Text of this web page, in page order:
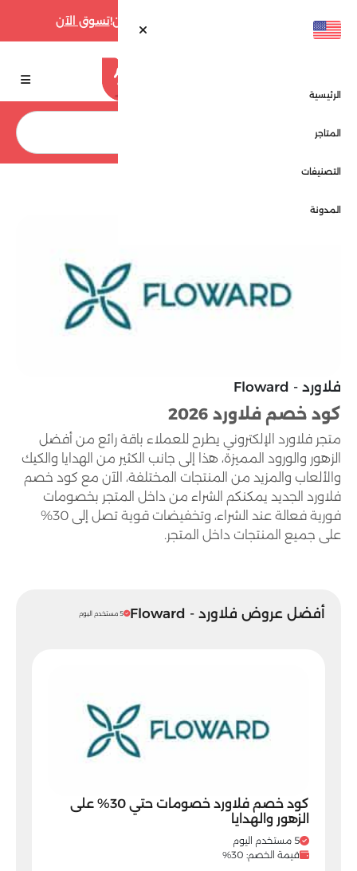
تسوق الآن
الرئيسية
المتاجر
التصنيفات
المدونة
فلاورد - Floward
كود خصم فلاورد 2026
متجر فلاورد الإلكتروني يطرح للعملاء باقة رائع من أفضل
الزهور والورود المميزة، هذا إلى جانب الكثير من الهدايا والكيك
والألعاب والمزيد من المنتجات المختلفة، الآن مع كود خصم
فلاورد الجديد يمكنكم الشراء من داخل المتجر بخصومات
فورية فعالة عند الشراء، وتخفيضات قوية تصل إلى 30%
على جميع المنتجات داخل المتجر.
أفضل عروض فلاورد - Floward 5 مستخدم اليوم
كود خصم فلاورد خصومات حتي 30% على
الزهور والهدايا
5 مستخدم اليوم
قيمة الخصم: 30%